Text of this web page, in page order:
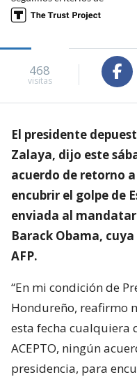
468
visitas
El presidente
Zalaya, dijo este
acuerdo de retorno
encubrir el golpe de
enviada al
Barack Obama,
AFP.
“En mi condición de
Hondureño, reafirmo
esta fecha cualquiera
ACEPTO, ningún
presidencia, para